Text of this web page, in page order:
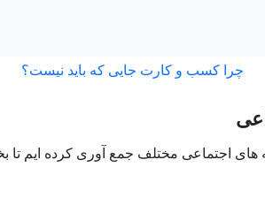
چرا کسب و کارت جایی که باید نیست؟
اجتماعی مختلف جمع آوری کرده ایم تا